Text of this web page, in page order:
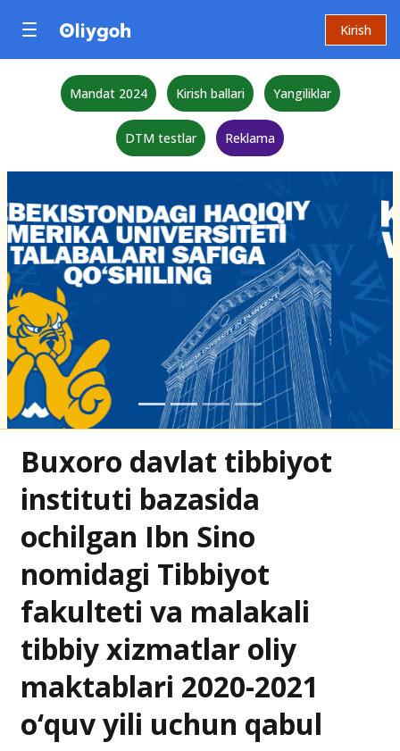
Kirish
Mandat 2024 Kirish ballari Yangiliklar
DTM testlar Reklama
Buxoro davlat tibbiyot
instituti bazasida
ochilgan Ibn Sino
nomidagi Tibbiyot
fakulteti va malakali
tibbiy xizmatlar oliy
maktablari 2020-2021
o‘quv yili uchun qabul